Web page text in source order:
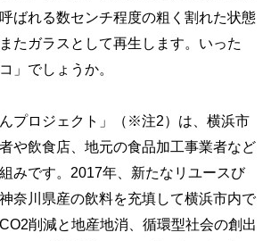
ばれる数センチ程度の粗く割れた状態
たガラスとして再生します。いった
」でしょうか。
んプロジェクト」（※注2）は、横浜市
や飲食店、地元の食品加工事業者など
みです。2017年、新たなリユースび
奈川県産の飲料を充填して横浜市内で
削減と地産地消、循環型社会の創出